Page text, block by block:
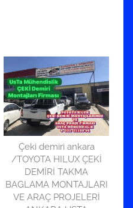
Çeki demiri ankara
/TOYOTA HILUX ÇEKİ
DEMİRİ TAKMA
BAGLAMA MONTAJLARI
VE ARAÇ PROJELERİ